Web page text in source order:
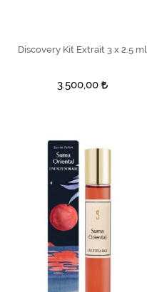
SEPETE EKLE
Discovery Kit Extrait 3 x 2.5 ml
3.500,00